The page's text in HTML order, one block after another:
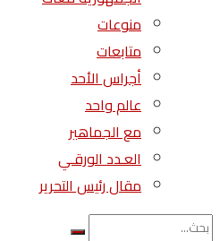
منوعات
متابعات
أجراس الأحد
عالم واحد
مع الجماهير
العـدد الورقـي
مقال رئيس التحرير